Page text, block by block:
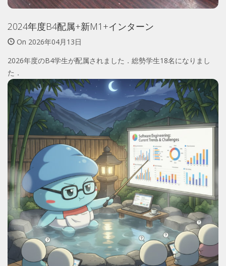
2024年度B4配属+新M1+インターン
On 2026年04月13日
2026年度のB4学生が配属されました．総勢学生18名になりまし
た．